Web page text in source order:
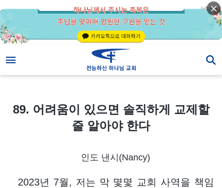
89. 어려움이 있으면 솔직하게 교제할 줄 알아야 한다
89. 어려움이 있으면 솔직하게 교제할
줄 알아야 한다
인도 낸시(Nancy)
2023년 7월, 저는 막 몇몇 교회 사역을 책임